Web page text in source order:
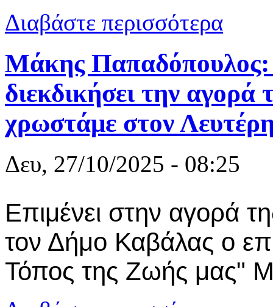
Διαβάστε περισσότερα
Μάκης
διεκδικήσει την
χρωστάμε στον
Δευ, 27/10/2025 - 08:25
Επιμένει στην αγορά
τον Δήμο Καβάλας ο
Τόπος της Ζωής μας"